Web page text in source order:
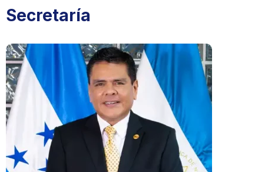
Secretaría